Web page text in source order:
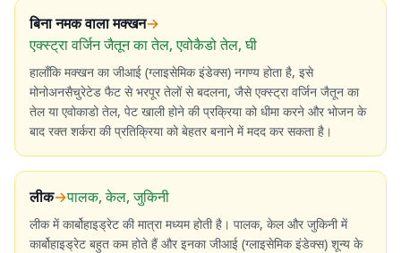
बिना नमक वाला मक्खन→
एक्स्ट्रा वर्जिन जैतून का तेल, एवोकैडो तेल, घी
हालाँकि मक्खन का जीआई (ग्लाइसेमिक इंडेक्स) नगण्य होता है, इसे
मोनोअनसैचुरेटेड फैट से भरपूर तेलों से बदलना, जैसे एक्स्ट्रा वर्जिन जैतून का
तेल या एवोकाडो तेल, पेट खाली होने की प्रक्रिया को धीमा करने और भोजन के
बाद रक्त शर्करा की प्रतिक्रिया को बेहतर बनाने में मदद कर सकता है।
लीक→पालक, केल, जुकिनी
लीक में कार्बोहाइड्रेट की मात्रा मध्यम होती है। पालक, केल और जुकिनी में
कार्बोहाइड्रेट बहुत कम होते हैं और इनका जीआई (ग्लाइसेमिक इंडेक्स) शून्य के